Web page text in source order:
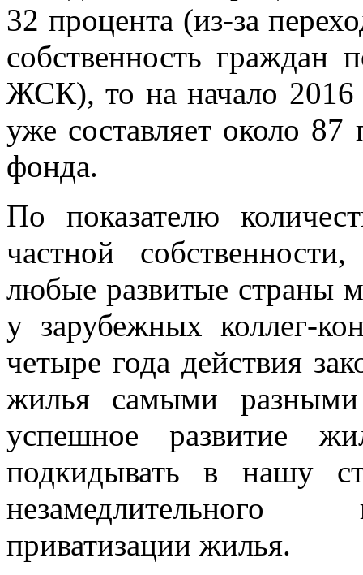
32 процента (из-за
собственность граждан
ЖСК), то на начало
уже составляет около
фонда.
По показателю
частной
любые развитые страны
у зарубежных коллег-
четыре года действия
жилья самыми разными
успешное развитие
подкидывать в нашу
незамедлительного
приватизации жилья.